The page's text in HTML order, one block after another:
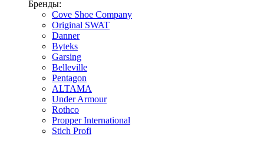
Бренды:
Cove Shoe Company
Original SWAT
Danner
Byteks
Garsing
Belleville
Pentagon
ALTAMA
Under Armour
Rothco
Propper International
Stich Profi